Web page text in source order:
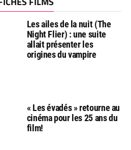
Les ailes de la nuit (The
Night Flier) : une suite
allait présenter les
origines du vampire
« Les évadés » retourne au
cinéma pour les 25 ans du
film!